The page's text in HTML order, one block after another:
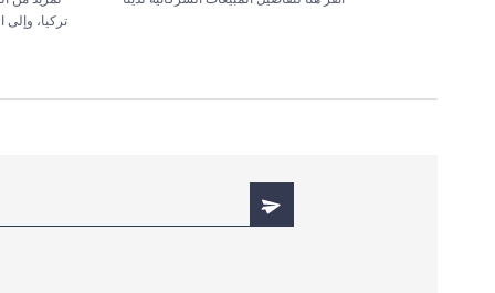
تركيا، وإلى